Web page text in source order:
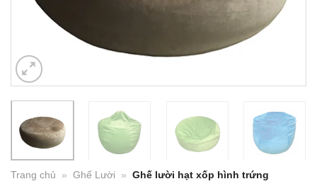
Trang chủ » Ghế Lười » Ghế lười hạt xốp hình trứng